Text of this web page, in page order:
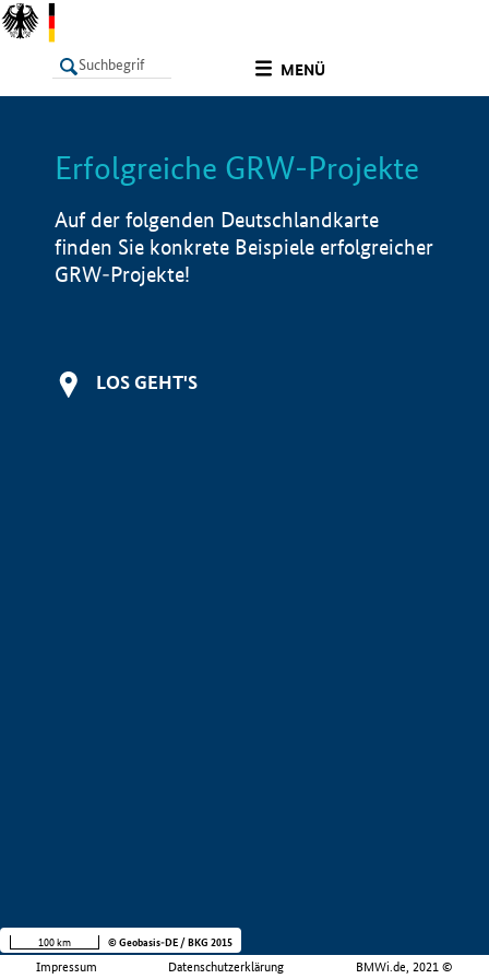
MENÜ
LISTE Info
Erfolgreiche GRW-Projekte
Auf der folgenden Deutschlandkarte
finden Sie konkrete Beispiele erfolgreicher
GRW-Projekte!
LOS GEHT'S
Impressum Datenschutzerklärung BMWi.de, 2021 ©
100 km © Geobasis-DE / BKG 2015